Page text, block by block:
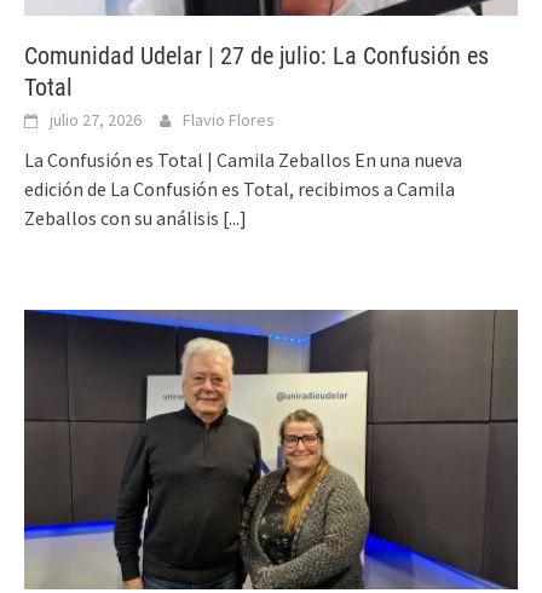
Comunidad Udelar | 27 de julio: La Confusión es
Total
julio 27, 2026 Flavio Flores
La Confusión es Total | Camila Zeballos En una nueva
edición de La Confusión es Total, recibimos a Camila
Zeballos con su análisis [...]